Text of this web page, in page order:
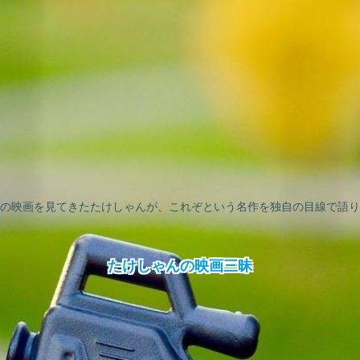
映画を見てきたたけしゃんが、これぞという名作を独自の目線で語
たけしゃんの映画三昧